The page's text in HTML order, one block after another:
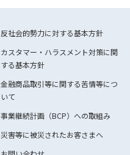
反社会的勢力に対する基本方針
カスタマー・ハラスメント対策に関
する基本方針
金融商品取引等に関する苦情等につ
いて
事業継続計画（BCP）への取組み
災害等に被災されたお客さまへ